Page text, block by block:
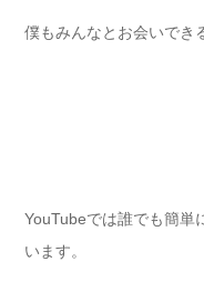
僕もみんなとお会いでき
YouTubeでは誰でも簡単
います。